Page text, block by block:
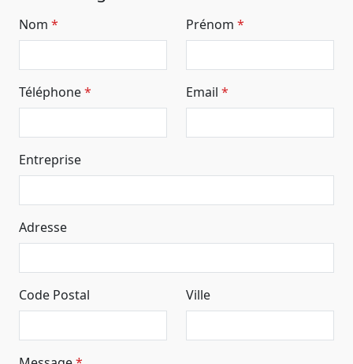
Nom Prénom
Téléphone Email
Entreprise
Adresse
Code Postal Ville